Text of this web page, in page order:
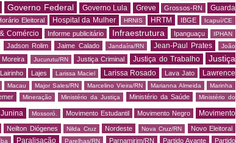
Governo Federal Governo Lula Greve Grossos-RN
Guarda
Eleitoral Hospital da Mulher HRNIS HRTM IBGE Icapuí/CE
Comércio Informe publicitário Infraestrutura Ipanguaçu IPHAN
Jadson Rolim Jaime Calado Jandaíra/RN Jean-Paul Prates
João
Jucurutu/RN Justiça Criminal Justiça do Trabalho
Justiça
Lairinho Lajes Larissa Maciel Larissa Rosado Lava Jato
Lawrence
Macau Major Sales/RN Marcelino Vieira/RN Marianna Almeida Marinha
Mineração Ministério da Justiça Ministério da Saúde Ministério do
Mossoró. Movimento Estudantil Movimento Negro
Movimento
Neilton Diógenes Nilda Cruz Nordeste Nova Cruz/RN Novo Eleitoral
Paralisação Parelhas/RN Parnamirim/RN Partido Avante Partido